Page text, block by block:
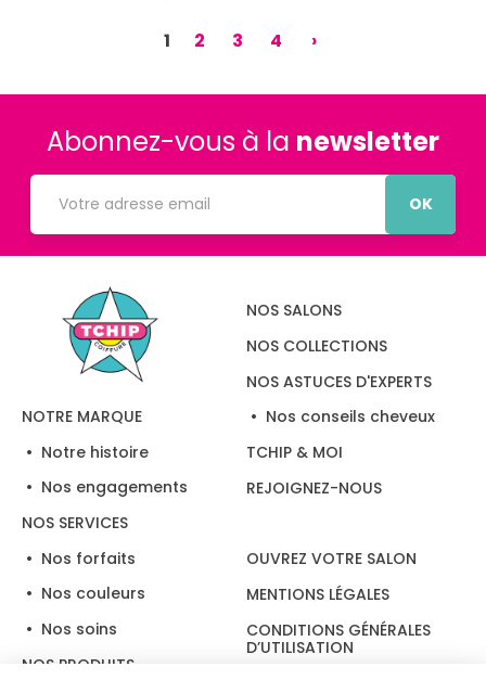
1 2 3 4 ›
Abonnez-vous à la newsletter
OK
NOTRE MARQUE
Notre histoire
Nos engagements
NOS SERVICES
Nos forfaits
Nos couleurs
Nos soins
NOS PRODUITS
NOS SALONS
NOS COLLECTIONS
NOS ASTUCES D'EXPERTS
Nos conseils cheveux
TCHIP & MOI
REJOIGNEZ-NOUS
OUVREZ VOTRE SALON
MENTIONS LÉGALES
CONDITIONS GÉNÉRALES
D’UTILISATION